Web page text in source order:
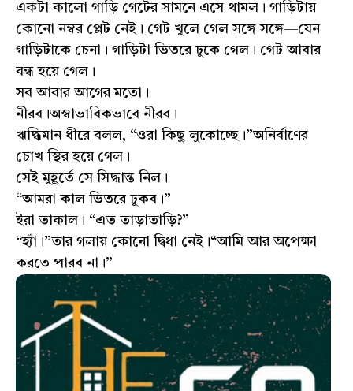
একটা কালো গাড়ি গেটের সামনে এসে থামল। গাড়িটায়
কোনো নম্বর প্লেট নেই। গেট খুলে গেল সঙ্গে সঙ্গে—যেন
গাড়িটাকে চেনা। গাড়িটা ভিতরে ঢুকে গেল। গেট আবার
বন্ধ হয়ে গেল।
সব আবার আগের মতো।
নীরব।অস্বাভাবিকভাবে নীরব।
ঋদ্ধিমান ধীরে বলল, “ওরা কিছু লুকোচ্ছে।”অনির্বাণের
চোখ স্থির হয়ে গেল।
সেই মুহূর্তে সে সিদ্ধান্ত নিল।
“আমরা কাল ভিতরে ঢুকব।”
ইরা তাকাল। “এত তাড়াতাড়ি?”
“হ্যাঁ।”তার গলায় কোনো দ্বিধা নেই।“আমি আর অপেক্ষা
করতে পারব না।”